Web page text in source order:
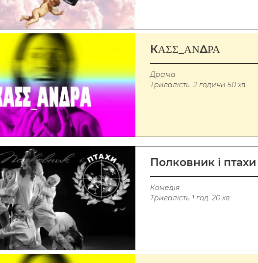
КΑΣΣ_ΑΝΔΡΑ
Драма
Тривалість: 2 години 50 хв.
Полковник і птахи
Комедія
Тривалість 1 год. 20 хв.